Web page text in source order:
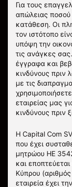
Για τους
απώλειας ποσού
κατάθεση. Οι
τον ιστότοπο
υπόψη την
τις ανάγκες
έγγραφα και
κινδύνους πριν
με τις
εταιρείας μας
κινδύνους πριν
Η Capital Com
που έχει
μητρώου HE
και
Κύπρου
εταιρεία έχει